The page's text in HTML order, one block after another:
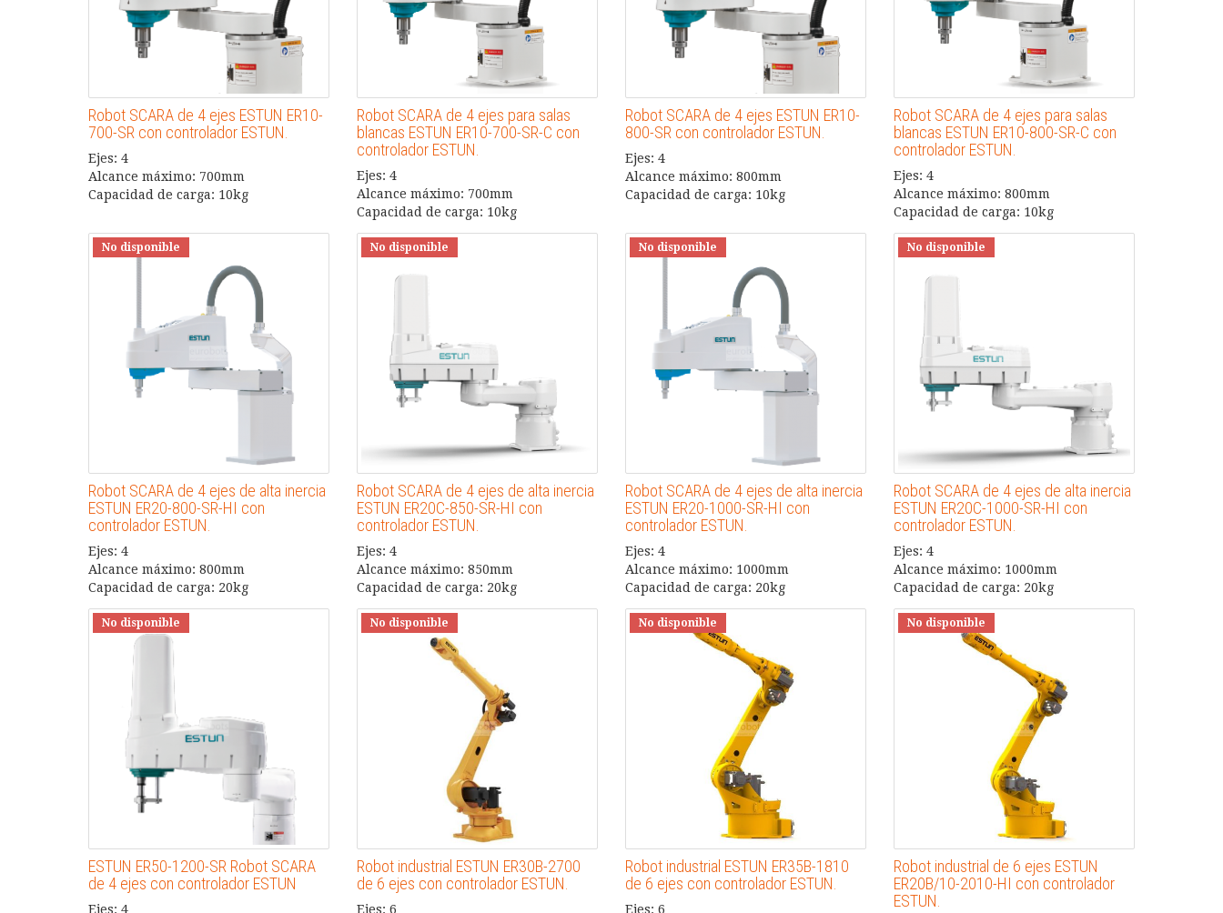
Robot SCARA de 4 ejes ESTUN ER10-
700-SR con controlador ESTUN.
Ejes: 4
Alcance máximo: 700mm
Capacidad de carga: 10kg
Robot SCARA de 4 ejes para salas
blancas ESTUN ER10-700-SR-C con
controlador ESTUN.
Ejes: 4
Alcance máximo: 700mm
Capacidad de carga: 10kg
Robot SCARA de 4 ejes ESTUN ER10-
800-SR con controlador ESTUN.
Ejes: 4
Alcance máximo: 800mm
Capacidad de carga: 10kg
Robot SCARA de 4 ejes para salas
blancas ESTUN ER10-800-SR-C con
controlador ESTUN.
Ejes: 4
Alcance máximo: 800mm
Capacidad de carga: 10kg
No disponible
Robot SCARA de 4 ejes de alta inercia
ESTUN ER20-800-SR-HI con
controlador ESTUN.
Ejes: 4
Alcance máximo: 800mm
Capacidad de carga: 20kg
No disponible
Robot SCARA de 4 ejes de alta inercia
ESTUN ER20C-850-SR-HI con
controlador ESTUN.
Ejes: 4
Alcance máximo: 850mm
Capacidad de carga: 20kg
No disponible
Robot SCARA de 4 ejes de alta inercia
ESTUN ER20-1000-SR-HI con
controlador ESTUN.
Ejes: 4
Alcance máximo: 1000mm
Capacidad de carga: 20kg
No disponible
Robot SCARA de 4 ejes de alta inercia
ESTUN ER20C-1000-SR-HI con
controlador ESTUN.
Ejes: 4
Alcance máximo: 1000mm
Capacidad de carga: 20kg
No disponible
ESTUN ER50-1200-SR Robot SCARA
de 4 ejes con controlador ESTUN
Ejes: 4
No disponible
Robot industrial ESTUN ER30B-2700
de 6 ejes con controlador ESTUN.
Ejes: 6
No disponible
Robot industrial ESTUN ER35B-1810
de 6 ejes con controlador ESTUN.
Ejes: 6
No disponible
Robot industrial de 6 ejes ESTUN
ER20B/10-2010-HI con controlador
ESTUN.